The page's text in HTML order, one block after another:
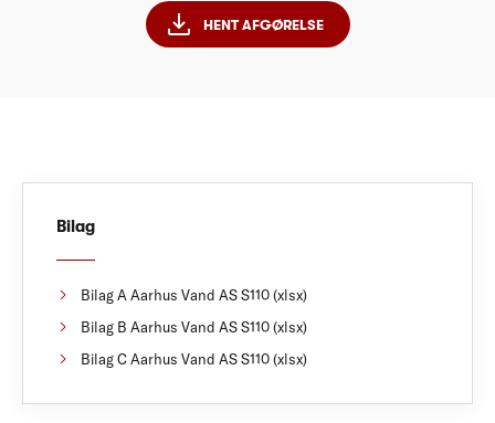
HENT AFGØRELSE
Bilag
Bilag A Aarhus Vand AS S110 (xlsx)
Bilag B Aarhus Vand AS S110 (xlsx)
Bilag C Aarhus Vand AS S110 (xlsx)